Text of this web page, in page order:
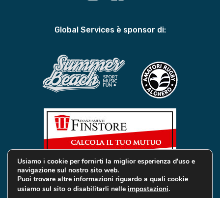
Global Services è sponsor di:
© 2019 Global Services Immobiliari | All rights reserved |
Usiamo i cookie per fornirti la miglior esperienza d'uso e
navigazione sul nostro sito web.
Puoi trovare altre informazioni riguardo a quali cookie
usiamo sul sito o disabilitarli nelle impostazioni.